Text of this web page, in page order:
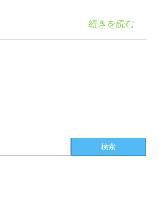
続きを読む